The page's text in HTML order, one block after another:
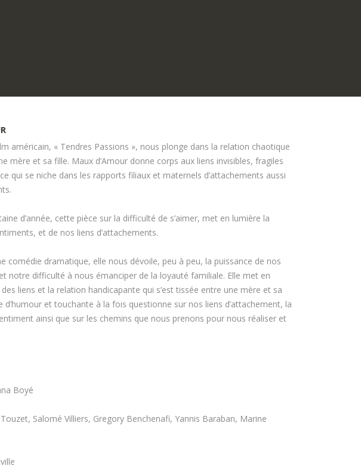
américain, « Tendres Passions », nous plonge dans la relation chaotique
mère et sa fille. Maux d’Amour donne corps aux liens invisibles, fragiles
qui se niche dans les rapports filiaux et maternels d’attachements aussi
d’année, cette pièce sur la difficulté de s’aimer, met en lumière la
et de nos liens d’attachements.
comédie dramatique, elle nous dévoile, peu à peu, la puissance de nos
notre difficulté à nous émanciper de la loyauté familiale. Elle met en
des liens et la relation handicapante qui s’est tissée entre une mère et sa
d’humour et touchante à la fois questionne sur nos liens d’attachement, la
ainsi que sur les chemins que nous prenons pour nous réaliser et
Boyé
Salomé Villiers, Gregory Benchenafi, Yannis Baraban, Marine